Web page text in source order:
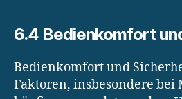
6.4 Bedienkomfort
Bedienkomfort und
Faktoren, insbesondere bei